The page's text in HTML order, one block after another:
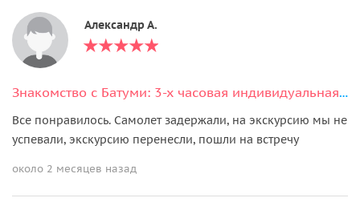
Александр А.
Знакомство с Батуми: 3-х часовая индивидуальная экскурсия по городу
Все понравилось. Самолет задержали, на экскурсию мы не
успевали, экскурсию перенесли, пошли на встречу
около 2 месяцев назад